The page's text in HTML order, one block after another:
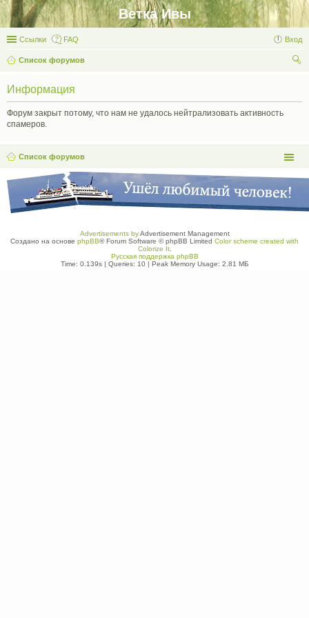
Ветка Ивы
Ссылки FAQ Вход
Список форумов
Информация
Форум закрыт потому, что нам не удалось нейтрализовать активность
спамеров.
Список форумов
Advertisements byAdvertisement Management
Создано на основе phpBB® Forum Software © phpBB Limited Color scheme created with
Colorize It.
Русская поддержка phpBB
Time: 0.139s| Queries: 10| Peak Memory Usage: 2.81 МБ